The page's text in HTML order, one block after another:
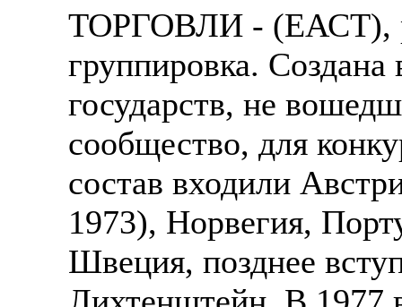
ТОРГОВЛИ - (ЕАСТ),
группировка.
государств, не
сообщество, для
состав входили
1973), Норвегия,
Швеция, позднее